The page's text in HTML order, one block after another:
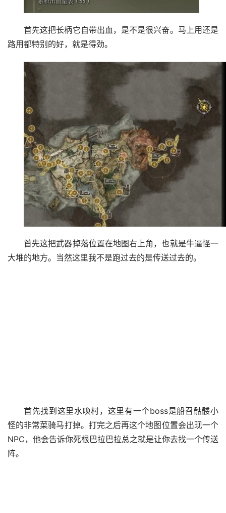
首先这把长柄它自带出血，是不是很兴奋。马上用还是
路用都特别的好，就是得劲。
首先这把武器掉落位置在地图右上角，也就是牛逼怪一
大堆的地方。当然这里我不是跑过去的是传送过去的。
首先找到这里水唤村，这里有一个boss是船召骷髅小
怪的非常菜骑马打掉。打完之后再这个地图位置会出现一个
NPC，他会告诉你死根巴拉巴拉总之就是让你去找一个传送
阵。